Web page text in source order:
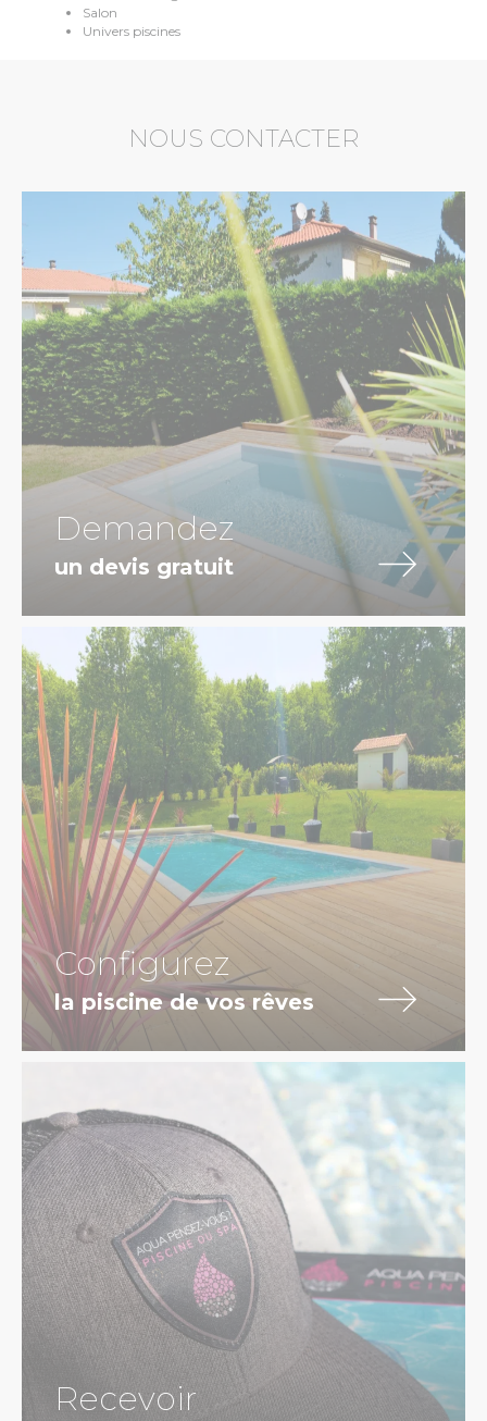
Salon
Univers piscines
NOUS CONTACTER
Demandez
un devis gratuit
Configurez
la piscine de vos rêves
Recevoir